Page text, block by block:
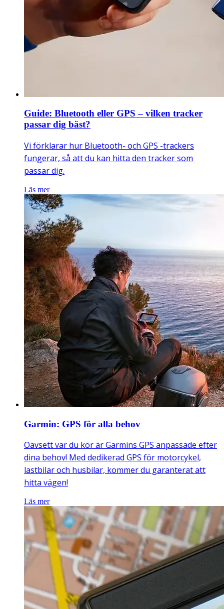
Guide: Bluetooth eller GPS – vilken tracker
passar dig bäst?
Vi förklarar hur Bluetooth- och GPS -trackers
fungerar, så att du kan hitta den tracker som
passar dig.
Läs mer
Garmin: GPS för alla behov
Oavsett var du kör är Garmins GPS anpassade efter
dina behov! Med dedikerad GPS för motorcykel,
lastbilar och husbilar, kommer du garanterat att
hitta vägen!
Läs mer